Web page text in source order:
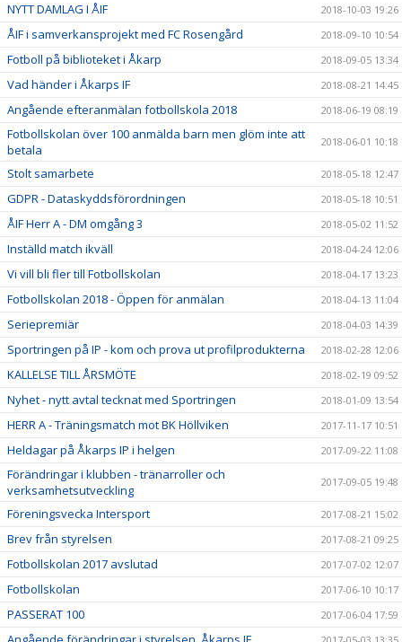
NYTT DAMLAG I ÅIF 2018-10-03 19:26
ÅIF i samverkansprojekt med FC Rosengård 2018-09-10 10:54
Fotboll på biblioteket i Åkarp 2018-09-05 13:34
Vad händer i Åkarps IF 2018-08-21 14:45
Angående efteranmälan fotbollskola 2018 2018-06-19 08:19
Fotbollskolan över 100 anmälda barn men glöm inte att
betala
2018-06-01 10:18
Stolt samarbete 2018-05-18 12:47
GDPR - Dataskyddsförordningen 2018-05-18 10:51
ÅIF Herr A - DM omgång 3 2018-05-02 11:52
Inställd match ikväll 2018-04-24 12:06
Vi vill bli fler till Fotbollskolan 2018-04-17 13:23
Fotbollskolan 2018 - Öppen för anmälan 2018-04-13 11:04
Seriepremiär 2018-04-03 14:39
Sportringen på IP - kom och prova ut profilprodukterna 2018-02-28 12:06
KALLELSE TILL ÅRSMÖTE 2018-02-19 09:52
Nyhet - nytt avtal tecknat med Sportringen 2018-01-09 13:54
HERR A - Träningsmatch mot BK Höllviken 2017-11-17 10:51
Heldagar på Åkarps IP i helgen 2017-09-22 11:08
Förändringar i klubben - tränarroller och
verksamhetsutveckling
2017-09-05 19:48
Föreningsvecka Intersport 2017-08-21 15:02
Brev från styrelsen 2017-08-21 09:25
Fotbollskolan 2017 avslutad 2017-07-02 12:07
Fotbollskolan 2017-06-10 10:17
PASSERAT 100 2017-06-04 17:59